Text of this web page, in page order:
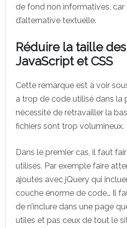
de fond non informatives,
d’alternative textuelle.
Réduire la taille
JavaScript et CSS
Cette remarque est à voir
a trop de code utilisé dans la
nécessité de retravailler la
fichiers sont trop volumineux.
Dans le premier cas, il faut
utilisés. Par exemple faire
ajoutés avec jQuery qui
couche énorme de code… Il
de n’inclure dans une page
utiles et pas ceux de tout le